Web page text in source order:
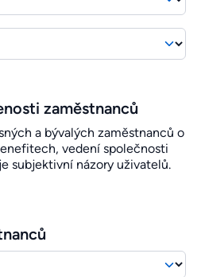
zaměstnanců
a bývalých zaměstnanců o
vedení společnosti
subjektivní názory uživatelů.